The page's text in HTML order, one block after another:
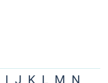
I J K L M N